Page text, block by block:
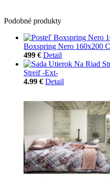
Podobné produkty
Boxspring Nero 160x200
499 € Detail
Streif -Ext-
4.99 € Detail